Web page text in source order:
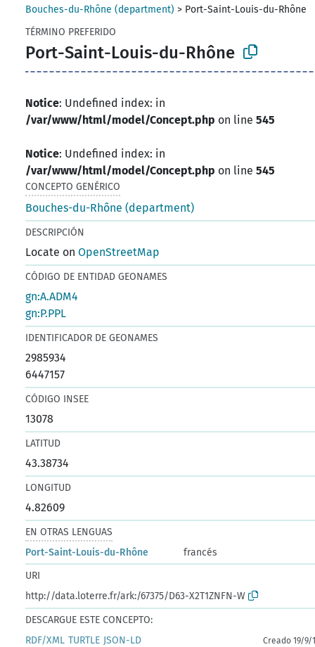
Bouches-du-Rhône (department) > Port-Saint-Louis-du-Rhône
TÉRMINO PREFERIDO
Port-Saint-Louis-du-Rhône
Notice: Undefined index: in
/var/www/html/model/Concept.php on line545
Notice: Undefined index: in
/var/www/html/model/Concept.php on line545
CONCEPTO GENÉRICO
Bouches-du-Rhône (department)
DESCRIPCIÓN
Locate onOpenStreetMap
CÓDIGO DE ENTIDAD GEONAMES
gn:A.ADM4
gn:P.PPL
IDENTIFICADOR DE GEONAMES
2985934
6447157
CÓDIGO INSEE
13078
LATITUD
43.38734
LONGITUD
4.82609
EN OTRAS LENGUAS
Port-Saint-Louis-du-Rhône
francés
URI
http://data.loterre.fr/ark:/67375/D63-X2T1ZNFN-W
DESCARGUE ESTE CONCEPTO:
RDF/XML TURTLE JSON-LD Creado 19/9/